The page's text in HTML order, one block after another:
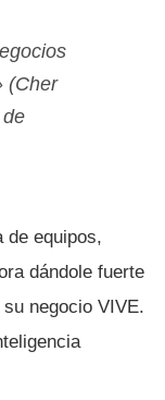
(Cher
de equipos,
dándole fuerte
negocio VIVE.